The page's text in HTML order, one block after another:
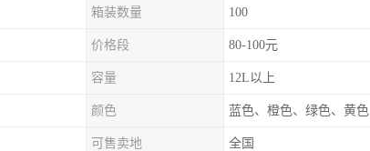
箱装数量 100
价格段 80-100元
容量 12L以上
颜色 蓝色、橙色、绿色、黄色
可售卖地 全国